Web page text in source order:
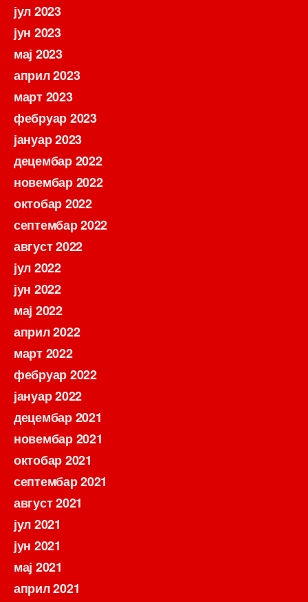
јул 2023
јун 2023
мај 2023
април 2023
март 2023
фебруар 2023
јануар 2023
децембар 2022
новембар 2022
октобар 2022
септембар 2022
август 2022
јул 2022
јун 2022
мај 2022
април 2022
март 2022
фебруар 2022
јануар 2022
децембар 2021
новембар 2021
октобар 2021
септембар 2021
август 2021
јул 2021
јун 2021
мај 2021
април 2021